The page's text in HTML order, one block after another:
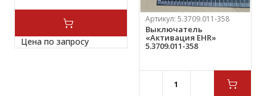
termoplast» 1″ 42002316
Цена по запросу
Артикул: 5.3709.011-358
Выключатель
«Активация EHR»
5.3709.011-358